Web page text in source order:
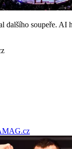
dalšího soupeře. AI